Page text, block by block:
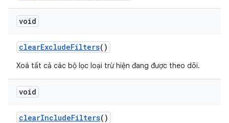
void
clearExcludeFilters()
Xoá tất cả các bộ lọc loại trừ hiện đang được theo dõi.
void
clearIncludeFilters()